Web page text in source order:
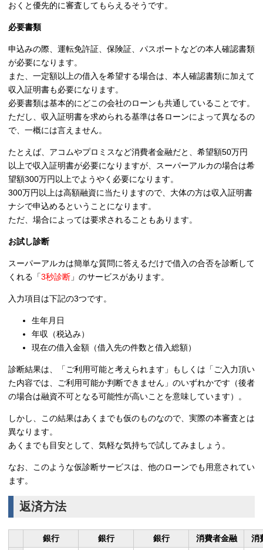
おくと優先的に審査してもらえるそうです。
必要書類
申込みの際、運転免許証、保険証、パスポートなどの本人確認書類
が必要になります。
また、一定額以上の借入を希望する場合は、本人確認書類に加えて
収入証明書も必要になります。
必要書類は基本的にどこの会社のローンも共通していることです。
ただし、収入証明書を求められる基準は各ローンによって異なるの
で、一概には言えません。
たとえば、アコムやプロミスなど消費者金融だと、希望額50万円
以上で収入証明書が必要になりますが、スーパーアルカの場合は希
望額300万円以上でようやく必要になります。
300万円以上は高額融資に当たりますので、大体の方は収入証明書
ナシで申込めるということになります。
ただ、場合によっては要求されることもあります。
お試し診断
スーパーアルカは簡単な質問に答えるだけで借入の合否を診断して
くれる 「3秒診断 」 のサービスがあります。
入力項目は下記の3つです。
生年月日
年収（税込み）
現在の借入金額（借入先の件数と借入総額）
診断結果は、「ご利用可能と考えられます」もしくは「ご入力頂い
た内容では、ご利用可能か判断できません」のいずれかです（後者
の場合は融資不可となる可能性が高いことを意味しています）。
しかし、この結果はあくまでも仮のものなので、実際の本審査とは
異なります。
あくまでも目安として、気軽な気持ちで試してみましょう。
なお、このような仮診断サービスは、他のローンでも用意されてい
ます。
返済方法
銀行 銀行 銀行 消費者金融 消